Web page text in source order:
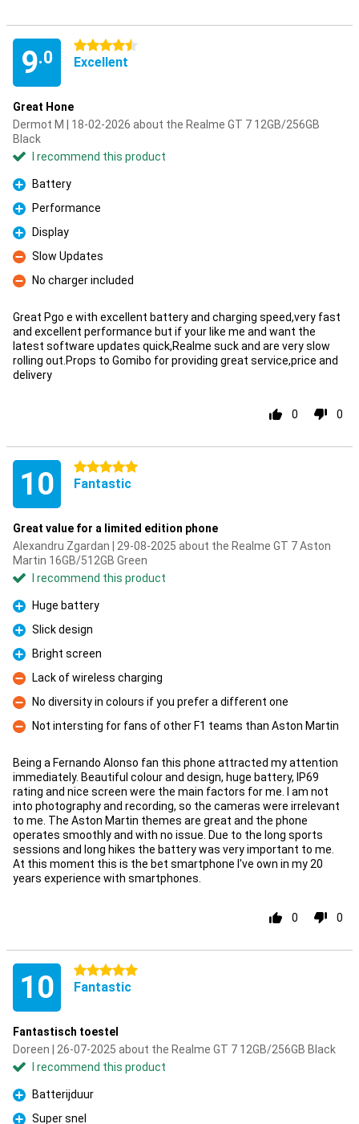
9.0
4.5 stars
Excellent
Great Hone
Dermot M | 18-02-2026 about the Realme GT 7 12GB/256GB
Black
I recommend this product
Pro
Battery
Pro
Performance
Pro
Display
Con
Slow Updates
Con
No charger included
Great Pgo e with excellent battery and charging speed,very fast
and excellent performance but if your like me and want the
latest software updates quick,Realme suck and are very slow
rolling out.Props to Gomibo for providing great service,price and
delivery
0 0
10 5 stars
Fantastic
Great value for a limited edition phone
Alexandru Zgardan | 29-08-2025 about the Realme GT 7 Aston
Martin 16GB/512GB Green
I recommend this product
Pro
Huge battery
Pro
Slick design
Pro
Bright screen
Con
Lack of wireless charging
Con
No diversity in colours if you prefer a different one
Con
Not intersting for fans of other F1 teams than Aston Martin
Being a Fernando Alonso fan this phone attracted my attention
immediately. Beautiful colour and design, huge battery, IP69
rating and nice screen were the main factors for me. I am not
into photography and recording, so the cameras were irrelevant
to me. The Aston Martin themes are great and the phone
operates smoothly and with no issue. Due to the long sports
sessions and long hikes the battery was very important to me.
At this moment this is the bet smartphone I've own in my 20
years experience with smartphones.
0 0
10 5 stars
Fantastic
Fantastisch toestel
Doreen | 26-07-2025 about the Realme GT 7 12GB/256GB Black
I recommend this product
Pro
Batterijduur
Super snel